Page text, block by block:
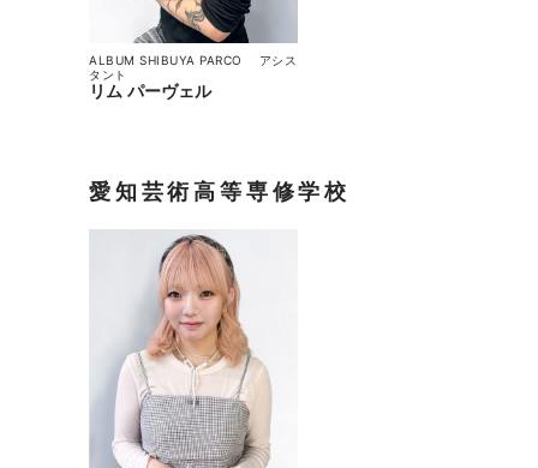
リム パーヴェル
ALBUM SHIBUYA PARCO
アシス
タント
愛知芸術高等専修学校